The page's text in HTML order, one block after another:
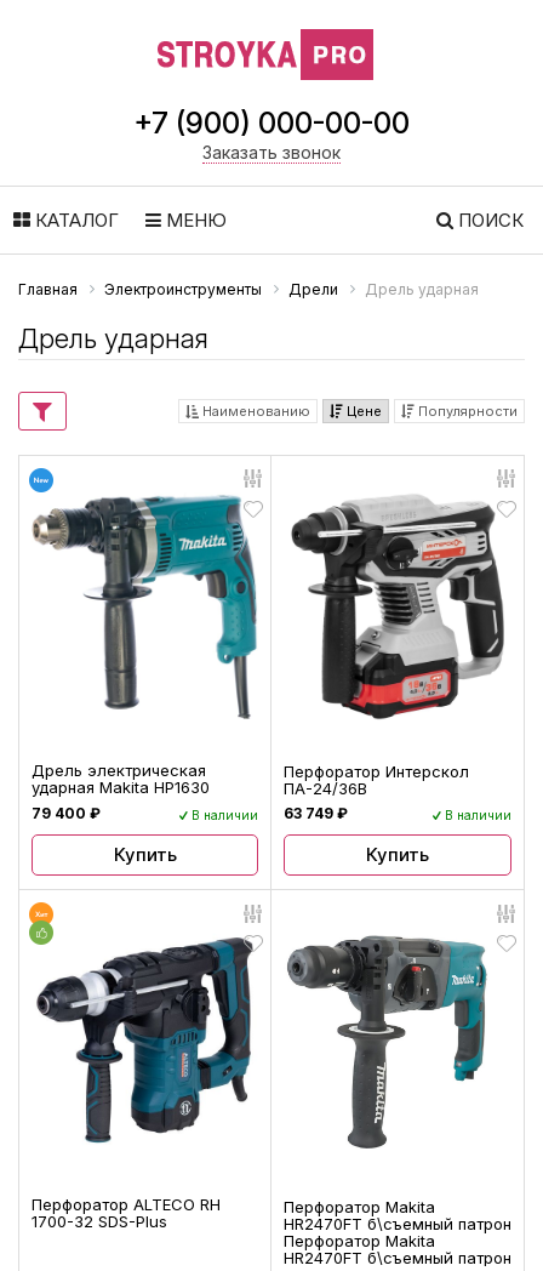
+7 (900) 000-00-00
Заказать звонок
КАТАЛОГ МЕНЮ ПОИСК
Главная Электроинструменты Дрели Дрель ударная
Дрель ударная
Наименованию Цене Популярности
Дрель электрическая
ударная Makita HP1630
79 400 ₽ В наличии
Купить
Перфоратор Интерскол
ПА-24/36В
63 749 ₽ В наличии
Купить
Перфоратор ALTECO RH
1700-32 SDS-Plus
Перфоратор Makita
HR2470FT б\съемный патрон
Перфоратор Makita
HR2470FT б\съемный патрон